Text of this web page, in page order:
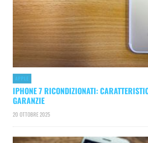
APPLE
IPHONE 7 RICONDIZIONATI:
GARANZIE
20 OTTOBRE 2025